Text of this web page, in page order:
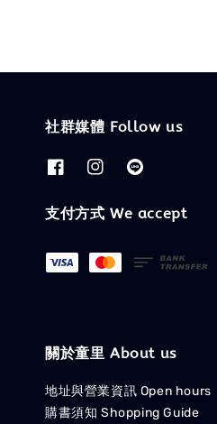
社群媒體 Follow us
支付方式 We accept
關於童里 About us
地址與營業資訊 Open hours
購書須知 Shopping Guide